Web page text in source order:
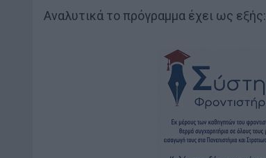
Αναλυτικά το πρόγραμμα έχει ως εξής: